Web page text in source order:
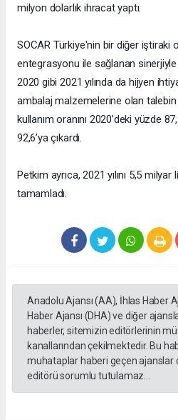
milyon dolarlık ihracat yaptı.
SOCAR Türkiye'nin bir diğer iştiraki
entegrasyonu ile sağlanan
2020 gibi 2021 yılında da hijyen
ambalaj malzemelerine olan
kullanım oranını 2020’deki yüzde
92,6’ya çıkardı.
Petkim ayrıca, 2021 yılını 5,5
tamamladı.
Anadolu Ajansı (AA), İhlas Haber
Haber Ajansı (DHA) ve diğer
haberler, sitemizin editörlerinin
kanallarından çekilmektedir. Bu
muhataplar haberi geçen ajanslar
editörü sorumlu tutulamaz...